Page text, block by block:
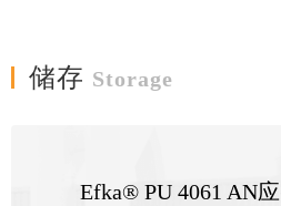
储存 Storage
Efka® PU 4061 AN